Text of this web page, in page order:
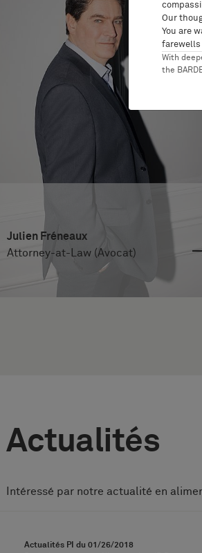
Julien Fréneaux
Attorney-at-Law (Avocat)
Actualités
Intéressé par notre actualité en
Actualités PI du 01/26/2018
Our
You are
With
the